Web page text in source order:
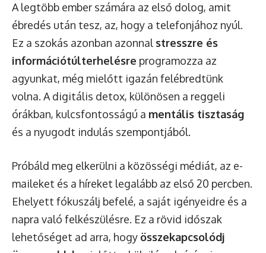
A legtöbb ember számára az első dolog, amit
ébredés után tesz, az, hogy a telefonjához nyúl.
Ez a szokás azonban azonnal stresszre és
információtúlterhelésre programozza az
agyunkat, még mielőtt igazán felébredtünk
volna. A digitális detox, különösen a reggeli
órákban, kulcsfontosságú a mentális tisztaság
és a nyugodt indulás szempontjából.
Próbáld meg elkerülni a közösségi médiát, az e-
maileket és a híreket legalább az első 20 percben.
Ehelyett fókuszálj befelé, a saját igényeidre és a
napra való felkészülésre. Ez a rövid időszak
lehetőséget ad arra, hogy összekapcsolódj